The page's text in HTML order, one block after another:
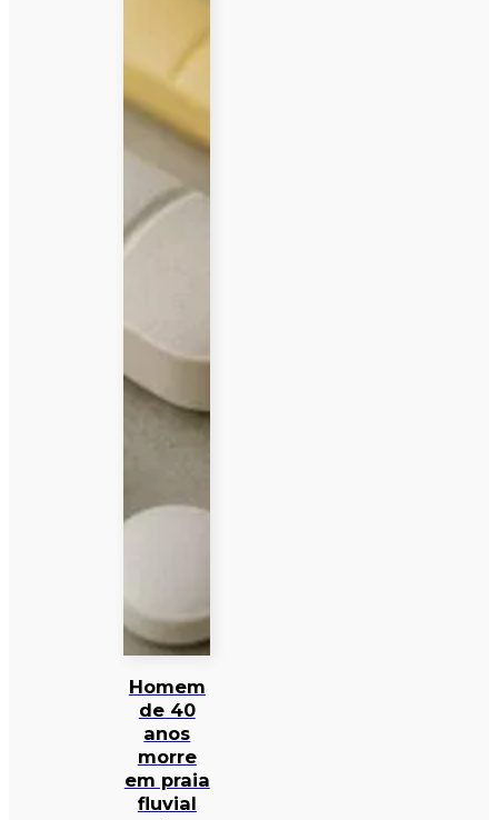
Homem
de 40
anos
morre
em praia
fluvial